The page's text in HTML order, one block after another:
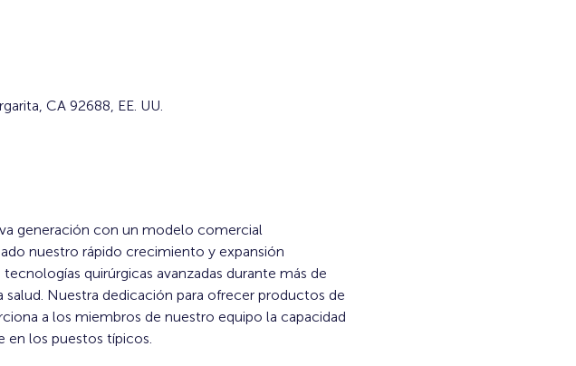
CA 92688, EE. UU.
generación con un modelo comercial
nuestro rápido crecimiento y expansión
quirúrgicas avanzadas durante más de
Nuestra dedicación para ofrecer productos de
a los miembros de nuestro equipo la capacidad
en los puestos típicos.